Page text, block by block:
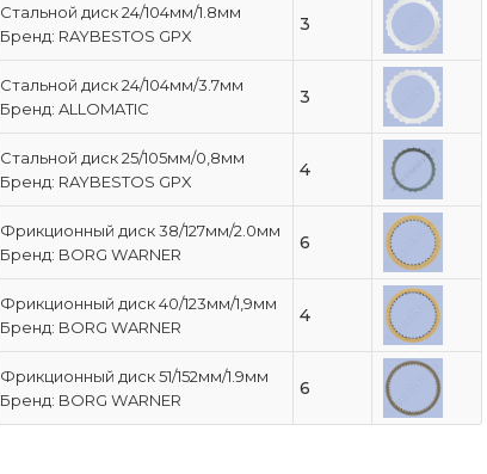
Стальной диск 24/104мм/1.8мм
Бренд: RAYBESTOS GPX
3
Стальной диск 24/104мм/3.7мм
Бренд: ALLOMATIC
3
Стальной диск 25/105мм/0,8мм
Бренд: RAYBESTOS GPX
4
Фрикционный диск 38/127мм/2.0мм
Бренд: BORG WARNER
6
Фрикционный диск 40/123мм/1,9мм
Бренд: BORG WARNER
4
Фрикционный диск 51/152мм/1.9мм
Бренд: BORG WARNER
6